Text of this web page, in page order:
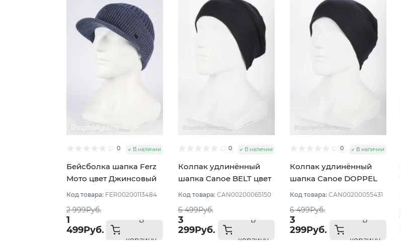
0 В наличии
Бейсболка шапка Ferz
Мото цвет Джинсовый
Код товара: FER00200113484
2 999Руб.
1
499Руб.
В
корзину
0 В наличии
Колпак удлинённый
шапка Canoe BELT цвет
Синий тёмный
Код товара: CAN00200065150
6 499Руб.
3
299Руб.
В
корзину
0 В наличии
Колпак удлинённый
шапка Canoe DOPPEL
цвет Синий тёмный
Код товара: CAN00200055431
6 499Руб.
3
299Руб.
В
корзину